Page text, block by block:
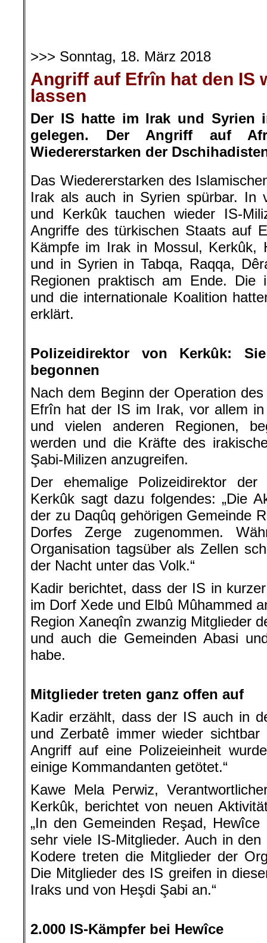
>>> Sonntag, 18. März 2018
Angriff auf Efrîn hat den IS
lassen
Der IS hatte im Irak und Syrien
gelegen. Der Angriff auf
Wiedererstarken der
Das Wiedererstarken des
Irak als auch in Syrien spürbar. In
und Kerkûk tauchen wieder IS-
Angriffe des türkischen Staats auf
Kämpfe im Irak in Mossul, Kerkûk,
und in Syrien in Tabqa, Raqqa,
Regionen praktisch am Ende. Die
und die internationale Koalition
erklärt.
Polizeidirektor von Kerkûk:
begonnen
Nach dem Beginn der Operation
Efrîn hat der IS im Irak, vor allem
und vielen anderen Regionen,
werden und die Kräfte des
Şabi-Milizen anzugreifen.
Der ehemalige Polizeidirektor
Kerkûk sagt dazu folgendes: „Die
der zu Daqûq gehörigen Gemeinde
Dorfes Zerge zugenommen.
Organisation tagsüber als Zellen
der Nacht unter das Volk.“
Kadir berichtet, dass der IS in
im Dorf Xede und Elbû Mûhammed
Region Xaneqîn zwanzig Mitglieder
und auch die Gemeinden Abasi
habe.
Mitglieder treten ganz offen auf
Kadir erzählt, dass der IS auch in
und Zerbatê immer wieder sichtbar
Angriff auf eine Polizeieinheit
einige Kommandanten getötet.“
Kawe Mela Perwiz,
Kerkûk, berichtet von neuen
„In den Gemeinden Reşad,
sehr viele IS-Mitglieder. Auch in
Kodere treten die Mitglieder der
Die Mitglieder des IS greifen in
Iraks und von Heşdi Şabi an.“
2.000 IS-Kämpfer bei Hewîce